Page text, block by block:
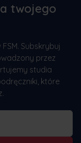
twojego
Subskrybuj
przez
studia
które